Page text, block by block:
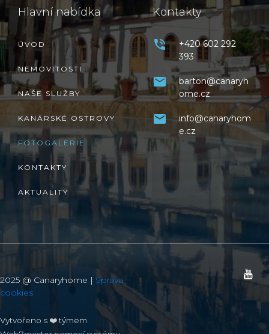
Hlavní nabídka
ÚVOD
NEMOVITOSTI
NAŠE SLUŽBY
KANÁRSKÉ OSTROVY
FOTOGALERIE
KONTAKTY
AKTUALITY
Kontakty
+420 602 292
393
barton@canaryh
ome.cz
info@canaryhom
e.cz
2025 @ Canaryhome | Správa
cookies
Vytvořeno s ❤️ týmem